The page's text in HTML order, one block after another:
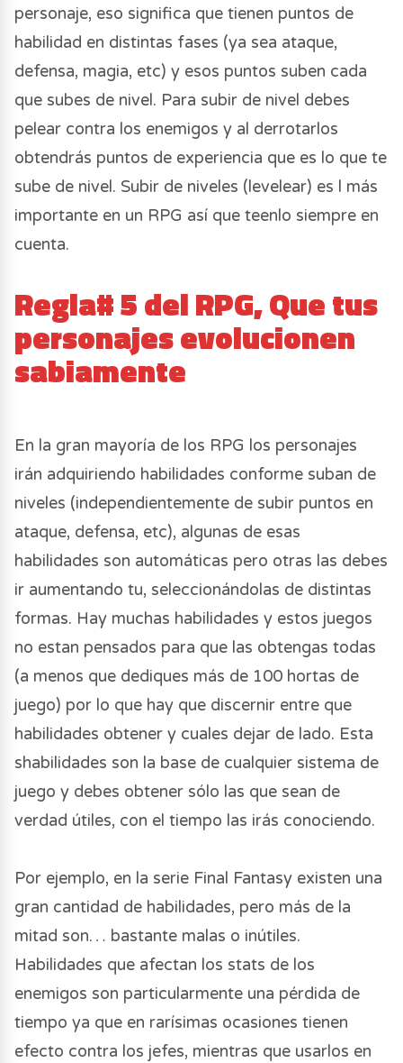
personaje, eso significa que tienen puntos de
habilidad en distintas fases (ya sea ataque,
defensa, magia, etc) y esos puntos suben cada
que subes de nivel. Para subir de nivel debes
pelear contra los enemigos y al derrotarlos
obtendrás puntos de experiencia que es lo que te
sube de nivel. Subir de niveles (levelear) es l más
importante en un RPG así que teenlo siempre en
cuenta.
Regla# 5 del RPG, Que tus
personajes evolucionen
sabiamente
En la gran mayoría de los RPG los personajes
irán adquiriendo habilidades conforme suban de
niveles (independientemente de subir puntos en
ataque, defensa, etc), algunas de esas
habilidades son automáticas pero otras las debes
ir aumentando tu, seleccionándolas de distintas
formas. Hay muchas habilidades y estos juegos
no estan pensados para que las obtengas todas
(a menos que dediques más de 100 hortas de
juego) por lo que hay que discernir entre que
habilidades obtener y cuales dejar de lado. Esta
shabilidades son la base de cualquier sistema de
juego y debes obtener sólo las que sean de
verdad útiles, con el tiempo las irás conociendo.
Por ejemplo, en la serie Final Fantasy existen una
gran cantidad de habilidades, pero más de la
mitad son… bastante malas o inútiles.
Habilidades que afectan los stats de los
enemigos son particularmente una pérdida de
tiempo ya que en rarísimas ocasiones tienen
efecto contra los jefes, mientras que usarlos en